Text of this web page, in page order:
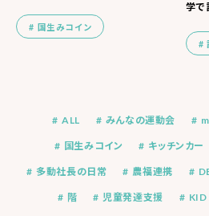
国生みコイン
学で
ALL みんなの運動会
国生みコイン キッチンカー
多動社長の日常 農福連携
階 児童発達支援